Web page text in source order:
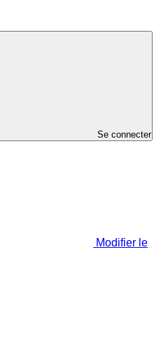
Se connecter
Modifier le